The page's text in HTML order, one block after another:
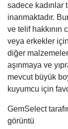
sadece kadınlar
inanmaktadır.
ve telif hakkının
veya erkekler
diğer
aşınmaya ve
mevcut büyük
kuyumcu için
GemSelect
görüntü